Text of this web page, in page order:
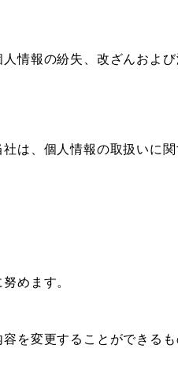
情報の紛失、改ざんおよ
は、個人情報の取扱いに
めます。
を変更することができるも